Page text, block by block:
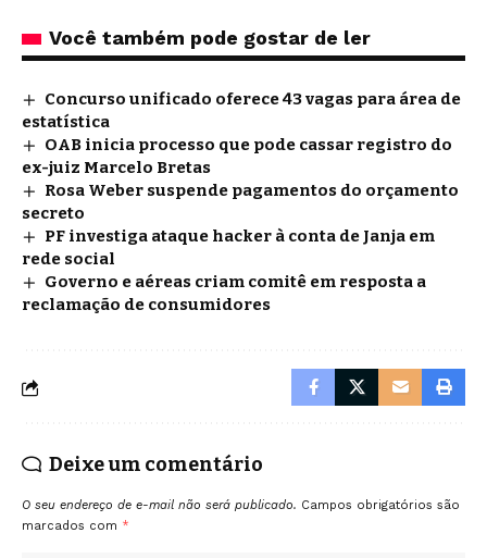
Você também pode gostar de ler
Concurso unificado oferece 43 vagas para área de
estatística
OAB inicia processo que pode cassar registro do
ex-juiz Marcelo Bretas
Rosa Weber suspende pagamentos do orçamento
secreto
PF investiga ataque hacker à conta de Janja em
rede social
Governo e aéreas criam comitê em resposta a
reclamação de consumidores
Deixe um comentário
O seu endereço de e-mail não será publicado. Campos obrigatórios são
marcados com *